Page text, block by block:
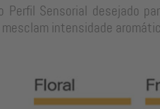
Perfil Sensorial desejado
intensidade